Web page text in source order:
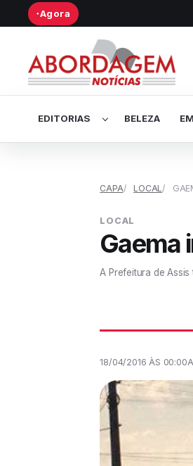
● Agora
EDITORIAS BELEZA
CAPA LOCAL
LOCAL
Gaema
A Prefeitura de
18/04/2016 ÀS 00:00